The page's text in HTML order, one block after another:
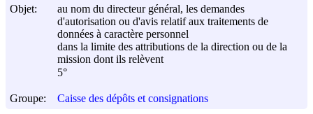
Objet:
au nom du directeur général, les demandes
d'autorisation ou d'avis relatif aux traitements de
données à caractère personnel
dans la limite des attributions de la direction ou de la
mission dont ils relèvent
5°
Groupe: Caisse des dépôts et consignations